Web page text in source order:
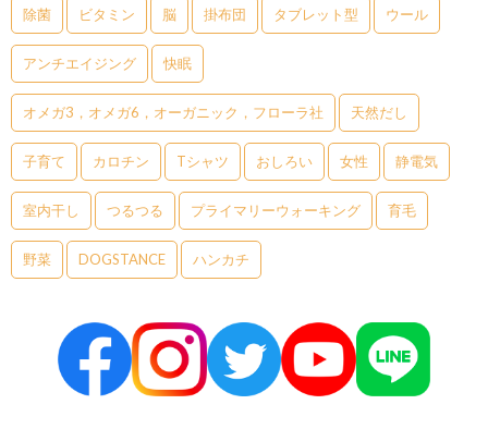
除菌 ビタミン 脳 掛布団 タブレット型 ウール
アンチエイジング 快眠
オメガ3，オメガ6，オーガニック，フローラ社 天然だし
子育て カロチン Tシャツ おしろい 女性 静電気
室内干し つるつる プライマリーウォーキング 育毛
野菜 DOGSTANCE ハンカチ